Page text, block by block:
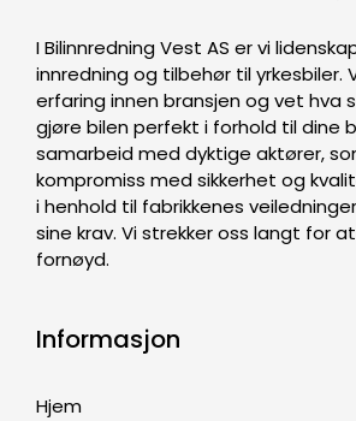
I Bilinnredning Vest AS er vi
innredning og tilbehør til yrkesbiler.
erfaring innen bransjen og vet hva
gjøre bilen perfekt i forhold til dine
samarbeid med dyktige aktører,
kompromiss med sikkerhet og
i henhold til fabrikkenes
sine krav. Vi strekker oss langt for
fornøyd.
Informasjon
Hjem